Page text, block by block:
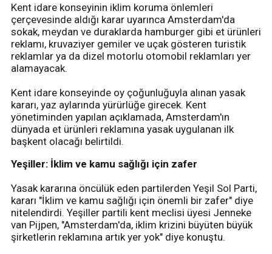
Kent idare konseyinin iklim koruma önlemleri
çerçevesinde aldığı karar uyarınca Amsterdam'da
sokak, meydan ve duraklarda hamburger gibi et ürünleri
reklamı, kruvaziyer gemiler ve uçak gösteren turistik
reklamlar ya da dizel motorlu otomobil reklamları yer
alamayacak.
Kent idare konseyinde oy çoğunluğuyla alınan yasak
kararı, yaz aylarında yürürlüğe girecek. Kent
yönetiminden yapılan açıklamada, Amsterdam'ın
dünyada et ürünleri reklamına yasak uygulanan ilk
başkent olacağı belirtildi.
Yeşiller: İklim ve kamu sağlığı için zafer
Yasak kararına öncülük eden partilerden Yeşil Sol Parti,
kararı "İklim ve kamu sağlığı için önemli bir zafer" diye
nitelendirdi. Yeşiller partili kent meclisi üyesi Jenneke
van Pijpen, "Amsterdam'da, iklim krizini büyüten büyük
şirketlerin reklamına artık yer yok" diye konuştu.